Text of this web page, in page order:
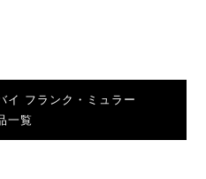
イ フランク・ミュラー
一覧